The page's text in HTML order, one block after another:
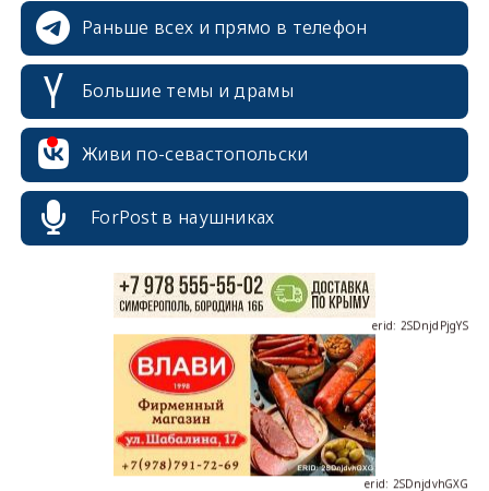
Раньше всех и прямо в телефон
Большие темы и драмы
Живи по-севастопольски
ForPost в наушниках
erid: 2SDnjcrDNw6
erid: 2SDnjdvhGXG